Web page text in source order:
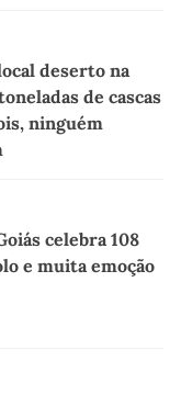
deserto na
de cascas
ninguém
celebra 108
e muita emoção